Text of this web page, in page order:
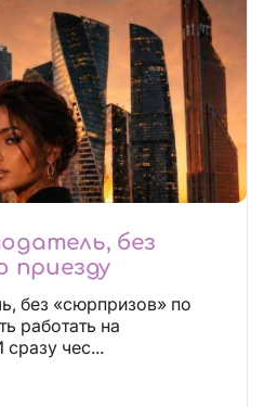
без
приезду
без «сюрпризов» по
основе И сразу чес...